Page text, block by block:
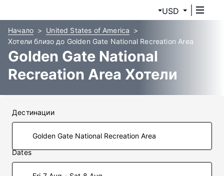
USD
Начало
United States of America
Хотели близо до Golden Gate National Recreation Area
Golden Gate National
Recreation Area Хотели
Дестинации
Dates